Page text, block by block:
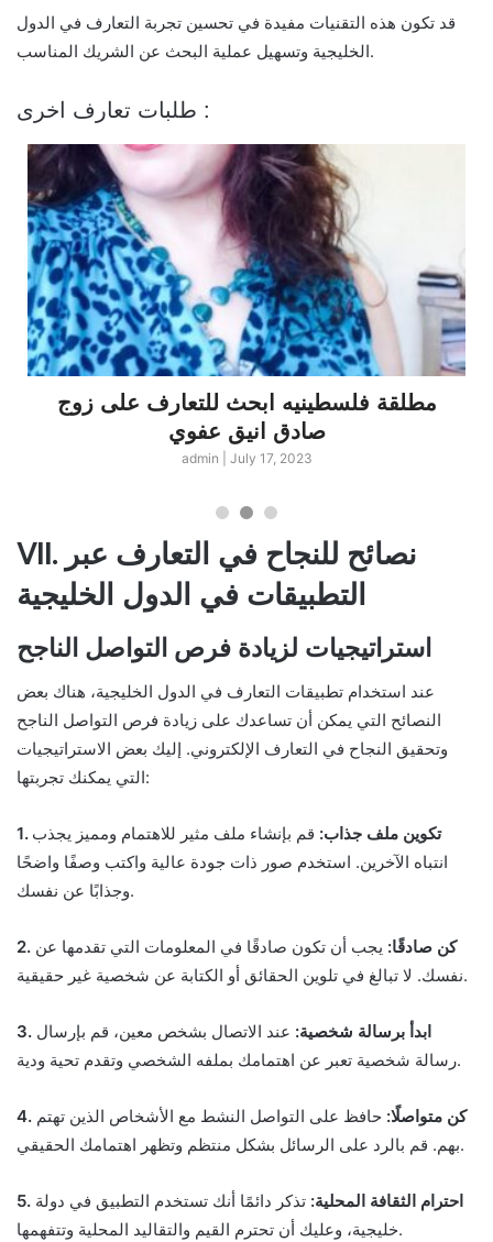
قد تكون هذه التقنيات مفيدة في تحسين تجربة التعارف في الدول
الخليجية وتسهيل عملية البحث عن الشريك المناسب.
طلبات تعارف اخرى :
مطلقة فلسطينيه ابحث للتعارف على زوج
صادق انيق عفوي
admin July 17, 2023
VII. نصائح للنجاح في التعارف عبر
التطبيقات في الدول الخليجية
استراتيجيات لزيادة فرص التواصل الناجح
عند استخدام تطبيقات التعارف في الدول الخليجية، هناك بعض
النصائح التي يمكن أن تساعدك على زيادة فرص التواصل الناجح
وتحقيق النجاح في التعارف الإلكتروني. إليك بعض الاستراتيجيات
التي يمكنك تجربتها:
1. تكوين ملف جذاب: قم بإنشاء ملف مثير للاهتمام ومميز يجذب
انتباه الآخرين. استخدم صور ذات جودة عالية واكتب وصفًا واضحًا
وجذابًا عن نفسك.
2. كن صادقًا: يجب أن تكون صادقًا في المعلومات التي تقدمها عن
نفسك. لا تبالغ في تلوين الحقائق أو الكتابة عن شخصية غير حقيقية.
3. ابدأ برسالة شخصية: عند الاتصال بشخص معين، قم بإرسال
رسالة شخصية تعبر عن اهتمامك بملفه الشخصي وتقدم تحية ودية.
4. كن متواصلًا: حافظ على التواصل النشط مع الأشخاص الذين تهتم
بهم. قم بالرد على الرسائل بشكل منتظم وتظهر اهتمامك الحقيقي.
5. احترام الثقافة المحلية: تذكر دائمًا أنك تستخدم التطبيق في دولة
خليجية، وعليك أن تحترم القيم والتقاليد المحلية وتتفهمها.